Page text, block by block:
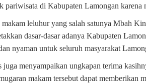
pariwisata di Kabupaten Lamongan
makam leluhur yang salah satunya Mbah
dasar-dasar adanya Kabupaten
nyaman untuk seluruh masyarakat
juga menyampaikan ungkapan terima
makam tersebut dapat memberikan